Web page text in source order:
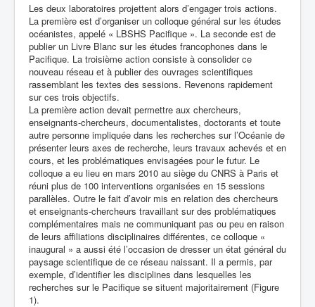
Les deux laboratoires projettent alors d’engager trois actions.
La première est d’organiser un colloque général sur les études
océanistes, appelé « LBSHS Pacifique ». La seconde est de
publier un Livre Blanc sur les études francophones dans le
Pacifique. La troisième action consiste à consolider ce
nouveau réseau et à publier des ouvrages scientifiques
rassemblant les textes des sessions. Revenons rapidement
sur ces trois objectifs.
La première action devait permettre aux chercheurs,
enseignants-chercheurs, documentalistes, doctorants et toute
autre personne impliquée dans les recherches sur l’Océanie de
présenter leurs axes de recherche, leurs travaux achevés et en
cours, et les problématiques envisagées pour le futur. Le
colloque a eu lieu en mars 2010 au siège du CNRS à Paris et
réuni plus de 100 interventions organisées en 15 sessions
parallèles. Outre le fait d’avoir mis en relation des chercheurs
et enseignants-chercheurs travaillant sur des problématiques
complémentaires mais ne communiquant pas ou peu en raison
de leurs affiliations disciplinaires différentes, ce colloque «
inaugural » a aussi été l’occasion de dresser un état général du
paysage scientifique de ce réseau naissant. Il a permis, par
exemple, d’identifier les disciplines dans lesquelles les
recherches sur le Pacifique se situent majoritairement (Figure
1).